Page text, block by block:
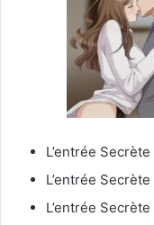
L’entrée Secrète
L’entrée Secrète
L’entrée Secrète